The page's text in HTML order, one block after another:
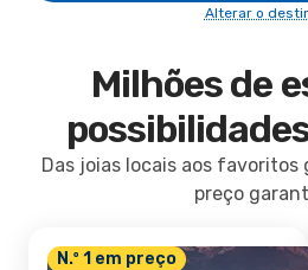
Alterar o
Milhões de
Das joias locais aos favoritos
preço
N.º 1 em preço